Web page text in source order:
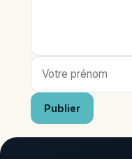
Publier